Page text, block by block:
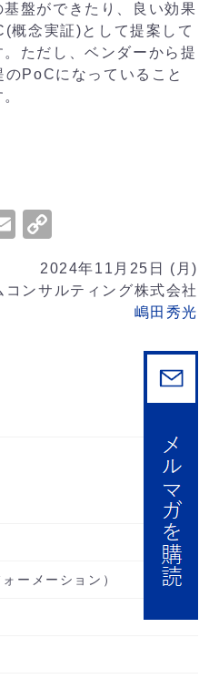
盤ができたり、良い効果
概念実証)として提案して
ただし、ベンダーから提
PoCになっていること
Email
Link
2024年11月25日 (月)
コンサルティング株式会社
嶋田秀光
ーメーション）